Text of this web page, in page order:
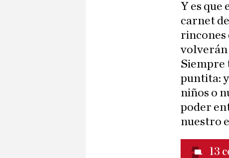
Y es que
carnet
rincones
volverán
Siempre
puntita:
niños o
poder
nuestro
13